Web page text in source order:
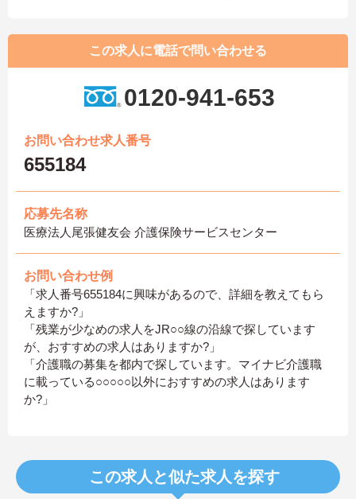
この求人に電話で問い合わせる
0120-941-653
お問い合わせ求人番号
655184
応募先名称
医療法人尾張健友会 介護保険サービスセンター
お問い合わせ例
「求人番号655184に興味があるので、詳細を教えてもら
えますか?」
「残業が少なめの求人をJR○○線の沿線で探しています
が、おすすめの求人はありますか?」
「介護職の募集を都内で探しています。マイナビ介護職
に載っている○○○○○以外におすすめの求人はあります
か?」
この求人と似た求人を探す